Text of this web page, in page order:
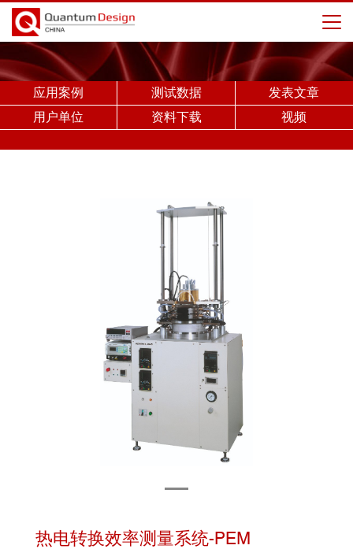
应用案例 测试数据
发表文章
用户单位
资料下载 视频
热电转换效率测量系统-PEM